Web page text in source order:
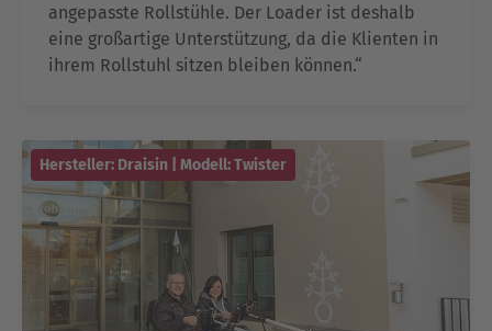
angepasste Rollstühle. Der Loader ist deshalb
eine großartige Unterstützung, da die Klienten in
ihrem Rollstuhl sitzen bleiben können.“
Hersteller: Draisin | Modell: Twister